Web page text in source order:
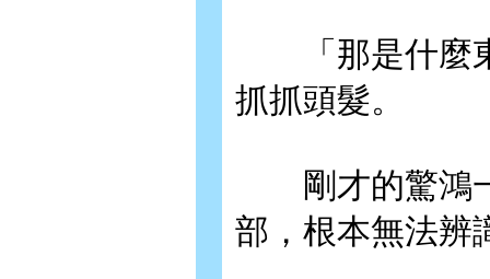
「那是什麼東
抓抓頭髮。
剛才的驚鴻一
部，根本無法辨